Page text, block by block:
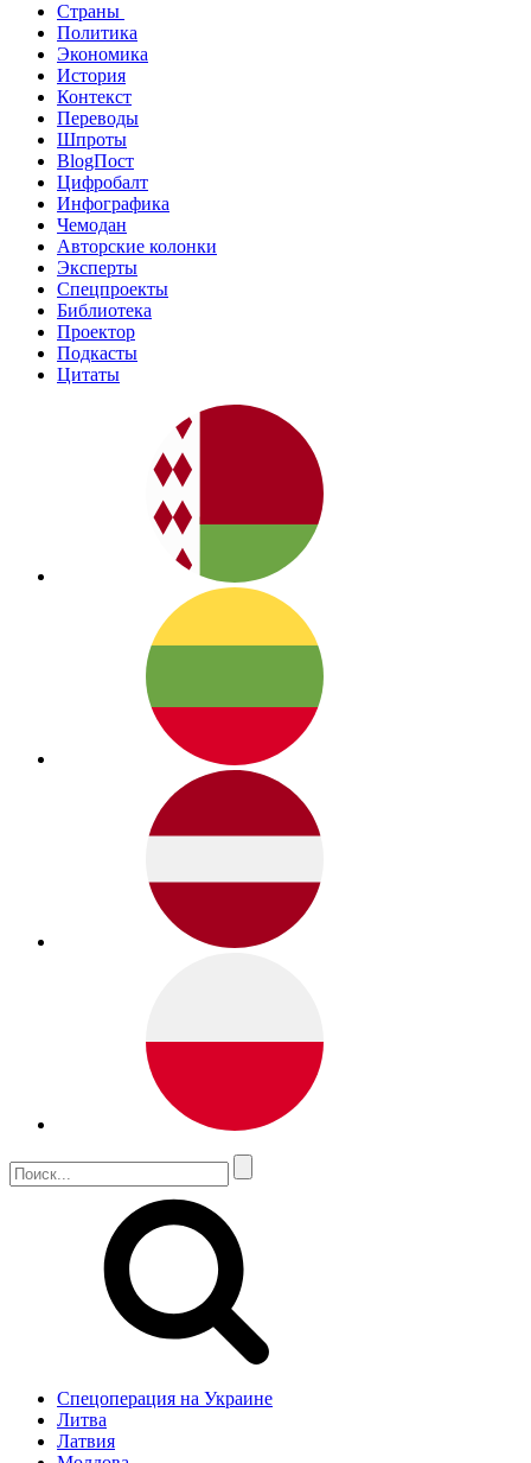
Страны
Политика
Экономика
История
Контекст
Переводы
Шпроты
BlogПост
Цифробалт
Инфографика
Чемодан
Авторские колонки
Эксперты
Спецпроекты
Библиотека
Проектор
Подкасты
Цитаты
Спецоперация на Украине
Литва
Латвия